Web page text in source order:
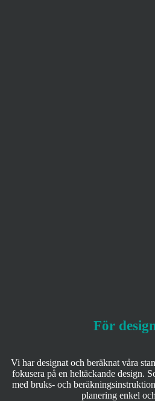
För
Vi har designat och beräknat våra
fokusera på en heltäckande design.
med bruks- och
planering enkel